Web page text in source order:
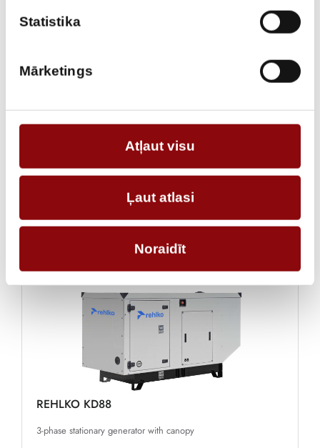
Statistika
Mārketings
Atļaut visu
Ļaut atlasi
Noraidīt
3-phase stationary generator with canopy
REHLKO KD88
3-phase stationary generator with canopy